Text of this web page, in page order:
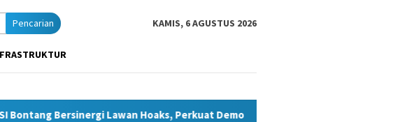
Pencarian KAMIS, 6 AGUSTUS 2026
Lawan Hoaks, Perkuat Demokrasi Jelang Pemilu 2029